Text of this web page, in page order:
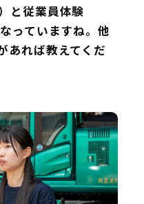
と従業員体験
っていますね。他
あれば教えてくだ